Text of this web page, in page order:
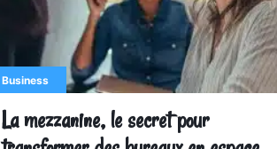
Business
La mezzanine, le secret pour